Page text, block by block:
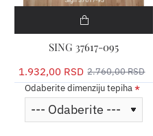
SING 37617-095
1.932,00 RSD 2.760,00 RSD
Odaberite dimenziju tepiha